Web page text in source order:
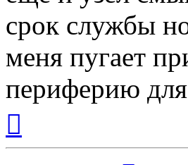
срок службы
меня пугает
периферию
началу